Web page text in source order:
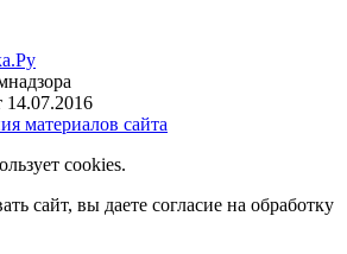
материалов сайта
cookies.
сайт, вы даете согласие на обработку